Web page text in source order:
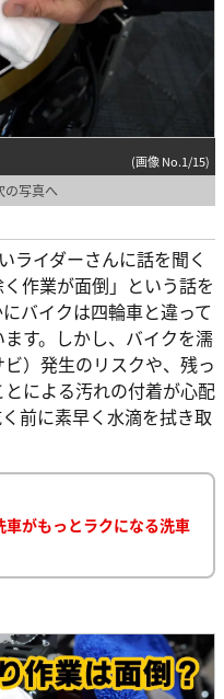
(画像 No.1/15)
の写真へ
ライダーさんに話を聞く
作業が面倒」という話を
バイクは四輪車と違って
す。しかし、バイクを濡
）発生のリスクや、残っ
による汚れの付着が心配
前に素早く水滴を拭き取
がもっとラクになる洗車